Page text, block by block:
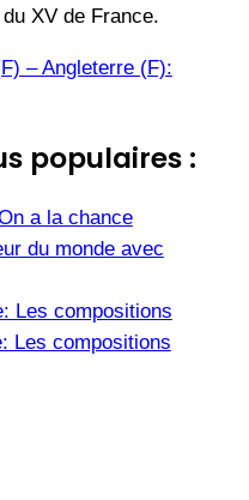
XV de France.
– Angleterre (F):
populaires :
a la chance
du monde avec
Les compositions
Les compositions